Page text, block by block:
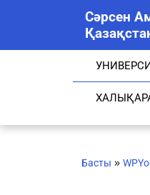
Сәрсен
Басты »